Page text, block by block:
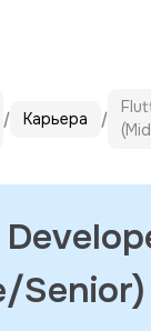
Карьера
Senior)